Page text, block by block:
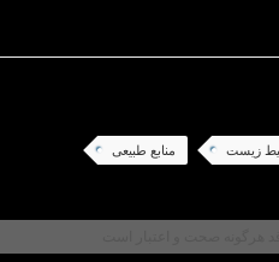
زیست منابع طبیعی